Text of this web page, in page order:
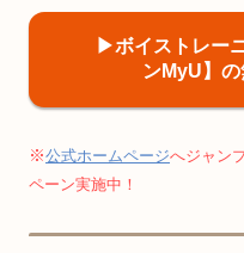
▶︎ボイストレー
ンMyU】
※公式ホームページへジャン
ペーン実施中！